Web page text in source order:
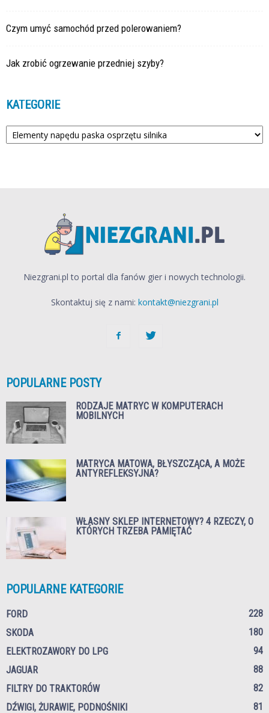
Czym umyć samochód przed polerowaniem?
Jak zrobić ogrzewanie przedniej szyby?
KATEGORIE
Kategorie
Niezgrani.pl to portal dla fanów gier i nowych technologii.
Skontaktuj się z nami: kontakt@niezgrani.pl
POPULARNE POSTY
RODZAJE MATRYC W KOMPUTERACH
MOBILNYCH
MATRYCA MATOWA, BŁYSZCZĄCA, A MOŻE
ANTYREFLEKSYJNA?
WŁASNY SKLEP INTERNETOWY? 4 RZECZY, O
KTÓRYCH TRZEBA PAMIĘTAĆ
POPULARNE KATEGORIE
FORD
228
SKODA
180
ELEKTROZAWORY DO LPG
94
JAGUAR
88
FILTRY DO TRAKTORÓW
82
DŹWIGI, ŻURAWIE, PODNOŚNIKI
81